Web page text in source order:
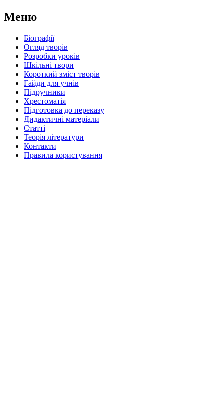
Меню
Біографії
Огляд творів
Розробки уроків
Шкільні твори
Короткий зміст творів
Гайди для учнів
Підручники
Хрестоматія
Підготовка до переказу
Дидактичні матеріали
Статті
Теорія літератури
Контакти
Правила користування